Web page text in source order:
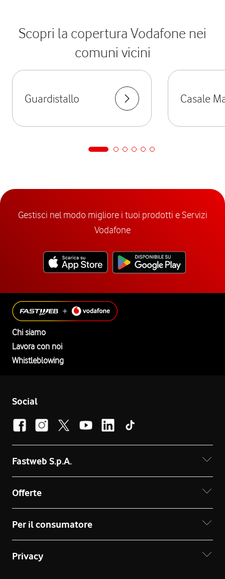
Scopri la copertura Vodafone nei
comuni vicini
Guardistallo Casale
Gestisci nel modo migliore i tuoi prodotti e Servizi
Vodafone
Chi siamo
Lavora con noi
Whistleblowing
Social
Fastweb S.p.A.
Offerte
Per il consumatore
Privacy